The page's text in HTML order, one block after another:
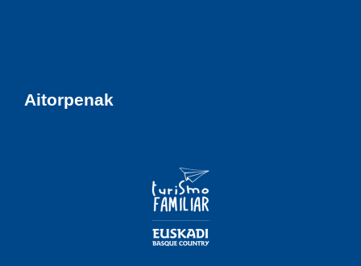
Aitorpenak